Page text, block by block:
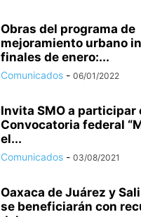
Obras del programa de
mejoramiento urbano
finales de enero:...
Comunicados - 06/01/2022
Invita SMO a participar
Convocatoria federal
el...
Comunicados - 03/08/2021
Oaxaca de Juárez y
se beneficiarán con